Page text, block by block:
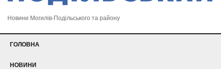
Новини Могилів-Подільського та району
ГОЛОВНА
НОВИНИ